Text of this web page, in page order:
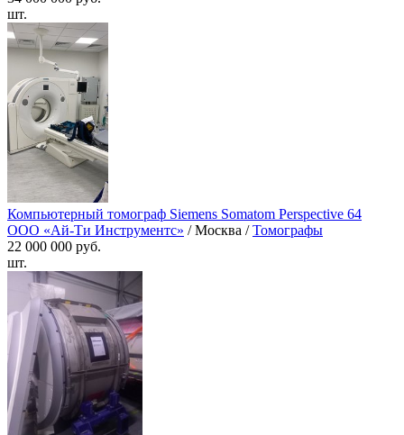
шт.
Компьютерный томограф Siemens Somatom Perspective 64
ООО «Ай-Ти Инструментс» / Москва /Томографы
22 000 000 руб.
шт.